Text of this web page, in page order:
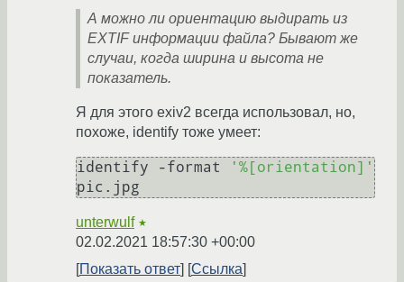
А можно ли ориентацию выдирать из
EXTIF информации файла? Бывают же
случаи, когда ширина и высота не
показатель.
Я для этого exiv2 всегда использовал, но,
похоже, identify тоже умеет:
identify -format
'%[orientation]'
pic.jpg
unterwulf ★
02.02.2021 18:57:30 +00:00
Показать ответ
Ссылка